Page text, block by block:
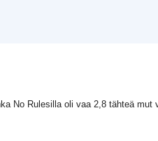
No Rulesilla oli vaa 2,8 tähteä